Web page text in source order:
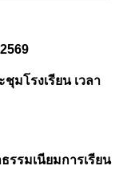
มโรงเรียน เวลา
รรมเนียมการเรียน